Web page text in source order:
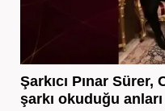
Şarkıcı Pınar
şarkı okuduğu